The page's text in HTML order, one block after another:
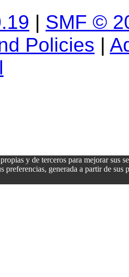
| SMF ©
Policies |
y de terceros para mejorar sus
preferencias, generada a partir de